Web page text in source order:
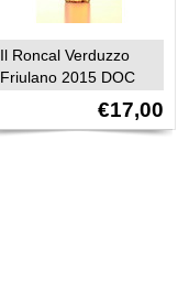
Il Roncal Verduzzo
Friulano 2015 DOC
Friuli Colli Orientali€17,00